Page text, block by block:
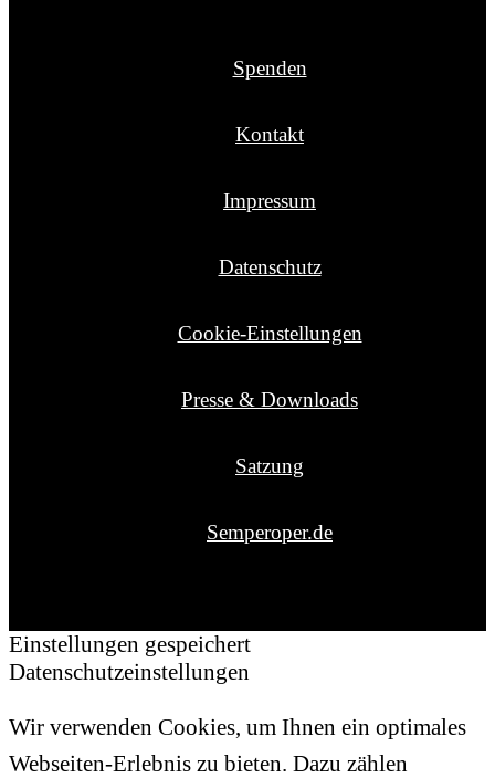
Spenden
Kontakt
Impressum
Datenschutz
Cookie-Einstellungen
Presse & Downloads
Satzung
Semperoper.de
Einstellungen gespeichert
Datenschutzeinstellungen
Wir verwenden Cookies, um Ihnen ein optimales
Webseiten-Erlebnis zu bieten. Dazu zählen